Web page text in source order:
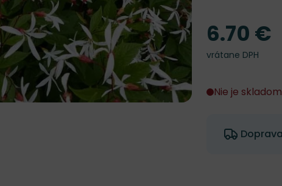
Cena
6.70 €
vrátane DPH
Nie je skladom